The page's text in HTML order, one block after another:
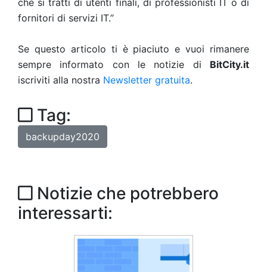
che si tratti di utenti finali, di professionisti IT o di
fornitori di servizi IT.”
Se questo articolo ti è piaciuto e vuoi rimanere
sempre informato con le notizie di BitCity.it
iscriviti alla nostra Newsletter gratuita.
Tag:
backupday2020
Notizie che potrebbero
interessarti: